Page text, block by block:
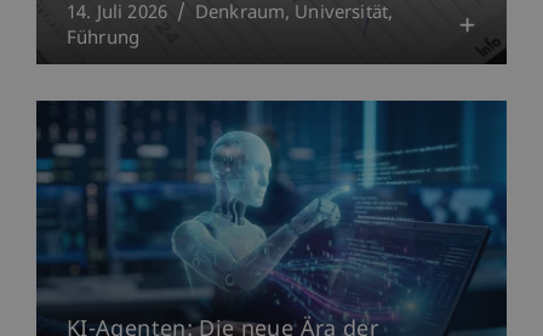
14. Juli 2026 Denkraum Universität
Führung
KI-Agenten: Die neue Ära der